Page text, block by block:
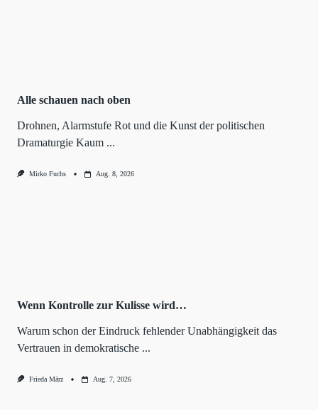
Alle schauen nach oben
Drohnen, Alarmstufe Rot und die Kunst der politischen
Dramaturgie Kaum ...
Mirko Fuchs Aug. 8, 2026
Wenn Kontrolle zur Kulisse wird…
Warum schon der Eindruck fehlender Unabhängigkeit das
Vertrauen in demokratische ...
Frieda März Aug. 7, 2026